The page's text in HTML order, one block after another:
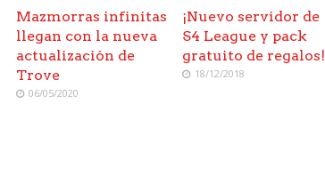
Mazmorras infinitas
llegan con la nueva
actualización de
Trove
06/05/2020
¡Nuevo servidor de
S4 League y pack
gratuito de regalos!
18/12/2018